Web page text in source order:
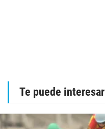
Te puede interesar